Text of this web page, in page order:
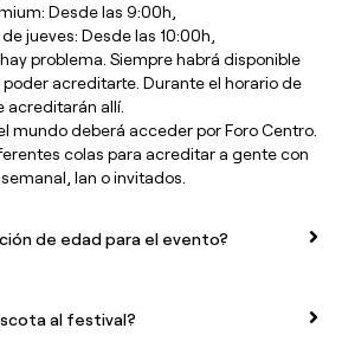
Desde las 9:00h
jueves: Desde las 10:00h
problema. Siempre habrá disponible
acreditarte. Durante el horario de
acreditarán allí.
mundo deberá acceder por Foro Centro.
colas para acreditar a gente con
lan o invitados.
de edad para el evento?
al festival?